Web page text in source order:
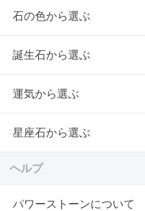
石の色から選ぶ
誕生石から選ぶ
運気から選ぶ
星座石から選ぶ
ヘルプ
パワーストーンについて